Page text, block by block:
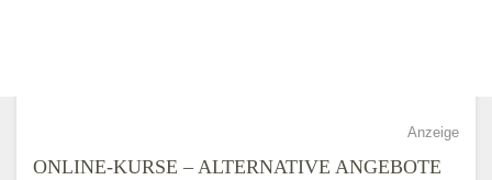
Anzeige
ONLINE-KURSE – ALTERNATIVE ANGEBOTE